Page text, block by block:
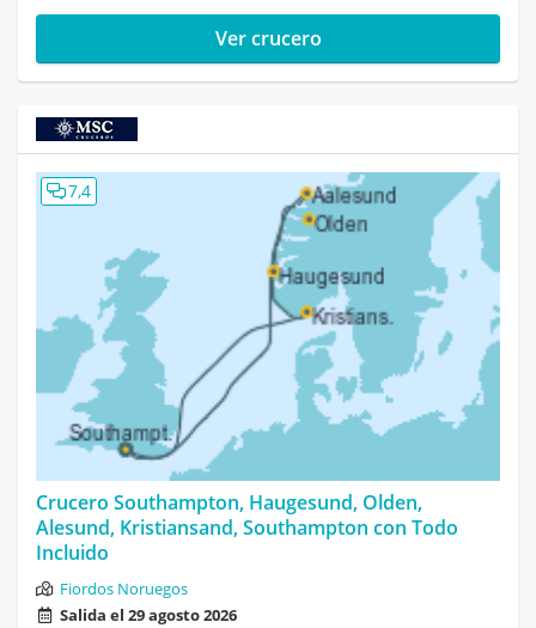
Ver crucero
7,4
Crucero Southampton, Haugesund, Olden,
Alesund, Kristiansand, Southampton con Todo
Incluido
Fiordos Noruegos
Salida el 29 agosto 2026